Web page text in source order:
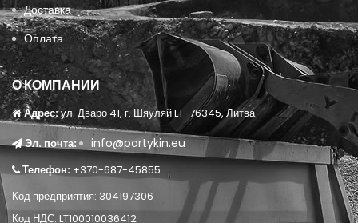
Доставка
Оплата
О КОМПАНИИ
Адрес:ул. Дваро 41, г. Шяуляй LT-76345, Литва
Эл. почта:
info@partykin.eu
Телефон: +370-687-45855
Код предприятия: 304197306
Код НДС: LT100010036412